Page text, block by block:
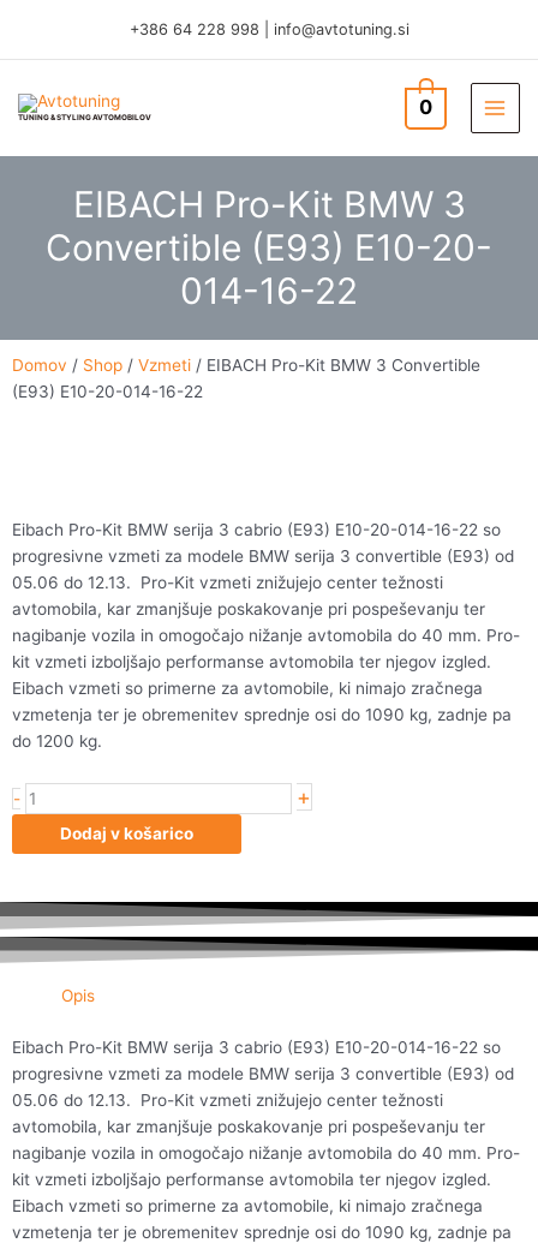
content
+386 64 228 998 info@avtotuning.si
TUNING & STYLING AVTOMOBILOV 0
EIBACH Pro-Kit BMW 3
Convertible (E93) E10-20-
014-16-22
Domov / Shop / Vzmeti / EIBACH Pro-Kit BMW 3 Convertible
(E93) E10-20-014-16-22
Eibach Pro-Kit BMW serija 3 cabrio (E93) E10-20-014-16-22 so
progresivne vzmeti za modele BMW serija 3 convertible (E93) od
05.06 do 12.13. Pro-Kit vzmeti znižujejo center težnosti
avtomobila, kar zmanjšuje poskakovanje pri pospeševanju ter
nagibanje vozila in omogočajo nižanje avtomobila do 40 mm. Pro-
kit vzmeti izboljšajo performanse avtomobila ter njegov izgled.
Eibach vzmeti so primerne za avtomobile, ki nimajo zračnega
vzmetenja ter je obremenitev sprednje osi do 1090 kg, zadnje pa
do 1200 kg.
- EIBACH
Kit BMW 3
(E93) E10-
20-
014-
+
Dodaj v košarico
Opis
Eibach Pro-Kit BMW serija 3 cabrio (E93) E10-20-014-16-22 so
progresivne vzmeti za modele BMW serija 3 convertible (E93) od
05.06 do 12.13. Pro-Kit vzmeti znižujejo center težnosti
avtomobila, kar zmanjšuje poskakovanje pri pospeševanju ter
nagibanje vozila in omogočajo nižanje avtomobila do 40 mm. Pro-
kit vzmeti izboljšajo performanse avtomobila ter njegov izgled.
Eibach vzmeti so primerne za avtomobile, ki nimajo zračnega
vzmetenja ter je obremenitev sprednje osi do 1090 kg, zadnje pa